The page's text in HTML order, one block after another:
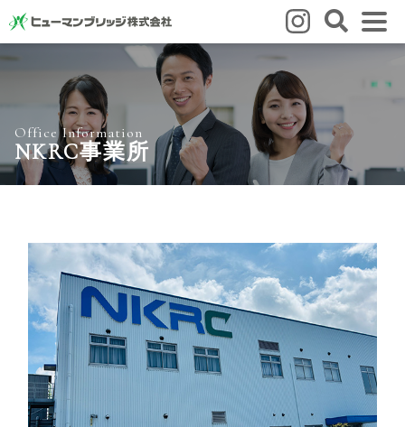
はじめての方
はじめての方 3つの強み いろいろな働き方 Q&A
就業までの流れ HBのイイネ！
スタッフの方
お友だち紹介キャンペーン
会社概要
会社概要 事業所のご案内
ブログ
求人検索
Office Information
NKRC事業所